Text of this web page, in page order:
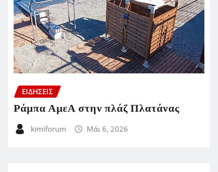
ΕΙΔΗΣΕΙΣ
Ράμπα ΑμεΑ στην πλάζ Πλατάνας
kimiforum Μάι 6, 2026